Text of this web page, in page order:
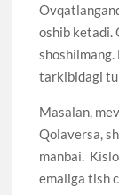
oshib ketadi.
tarkibidagi
Masalan,
Qolaversa,
manbai.
emaliga tish